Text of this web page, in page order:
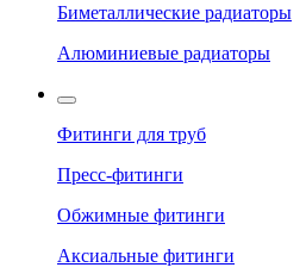
Биметаллические радиаторы
Алюминиевые радиаторы
Фитинги для труб
Пресс-фитинги
Обжимные фитинги
Аксиальные фитинги